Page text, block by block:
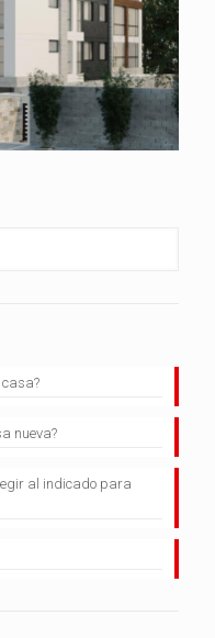
nueva?
al indicado para